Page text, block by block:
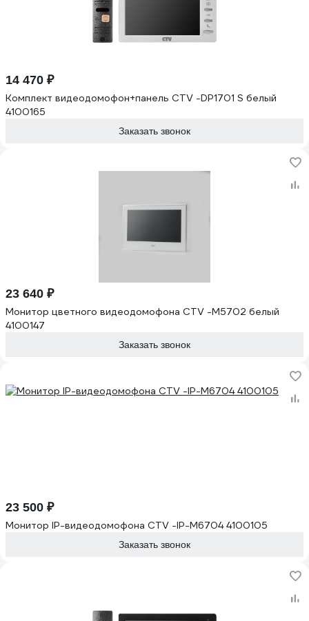
14 470 ₽
Комплект видеодомофон+панель CTV -DP1701 S белый
4100165
Заказать звонок
23 640 ₽
Монитор цветного видеодомофона CTV -M5702 белый
4100147
Заказать звонок
23 500 ₽
Монитор IP-видеодомофона CTV -IP-M6704 4100105
Заказать звонок